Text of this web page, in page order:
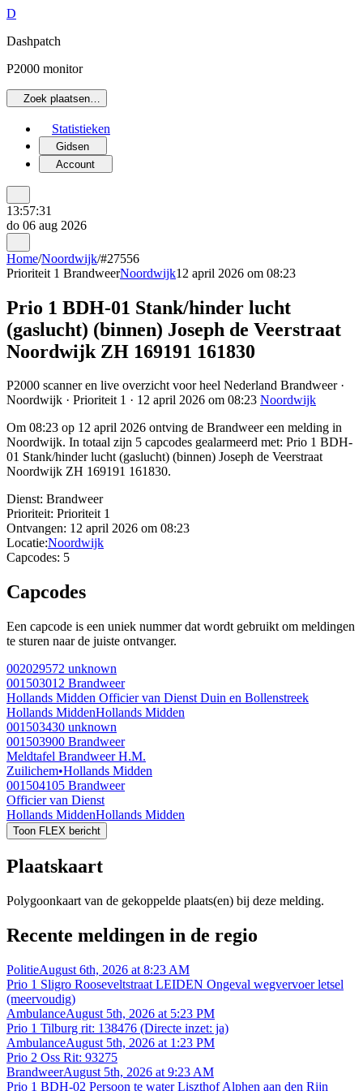
D
Dashpatch
P2000 monitor
Zoek plaatsen…
Statistieken
Gidsen
Account
13:57:31
do 06 aug 2026
Home/Noordwijk/#27556
Prioriteit 1 BrandweerNoordwijk12 april 2026 om 08:23
Prio 1 BDH-01 Stank/hinder lucht
(gaslucht) (binnen) Joseph de Veerstraat
Noordwijk ZH 169191 161830
P2000 scanner en live overzicht voor heel Nederland Brandweer ·
Noordwijk · Prioriteit 1 · 12 april 2026 om 08:23 Noordwijk
Om 08:23 op 12 april 2026 ontving de Brandweer een melding in
Noordwijk. In totaal zijn 5 capcodes gealarmeerd met: Prio 1 BDH-
01 Stank/hinder lucht (gaslucht) (binnen) Joseph de Veerstraat
Noordwijk ZH 169191 161830.
Dienst: Brandweer
Prioriteit: Prioriteit 1
Ontvangen: 12 april 2026 om 08:23
Locatie:Noordwijk
Capcodes: 5
Capcodes
Een capcode is een uniek nummer dat wordt gebruikt om meldingen
te sturen naar de juiste ontvanger.
002029572 unknown
001503012 Brandweer
Hollands Midden Officier van Dienst Duin en Bollenstreek
Hollands MiddenHollands Midden
001503430 unknown
001503900 Brandweer
Meldtafel Brandweer H.M.
Zuilichem•Hollands Midden
001504105 Brandweer
Officier van Dienst
Hollands MiddenHollands Midden
Toon FLEX bericht
Plaatskaart
Polygoonkaart van de gekoppelde plaats(en) bij deze melding.
Recente meldingen in de regio
PolitieAugust 6th, 2026 at 8:23 AM
Prio 1 Sligro Rooseveltstraat LEIDEN Ongeval wegvervoer letsel
(meervoudig)
AmbulanceAugust 5th, 2026 at 5:23 PM
Prio 1 Tilburg rit: 138476 (Directe inzet: ja)
AmbulanceAugust 5th, 2026 at 1:23 PM
Prio 2 Oss Rit: 93275
BrandweerAugust 5th, 2026 at 9:23 AM
Prio 1 BDH-02 Persoon te water Liszthof Alphen aan den Rijn